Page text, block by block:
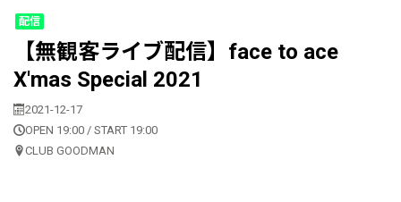
配信
【無観客ライブ配信】face to ace
X'mas Special 2021
2021-12-17
OPEN 19:00 / START 19:00
CLUB GOODMAN